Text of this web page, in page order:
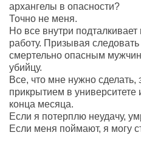
архангелы в опасности?
Точно не меня.
Но все внутри подталкивает
работу. Призывая
смертельно опасным
убийцу.
Все, что мне нужно сделать,
прикрытием в университете
конца месяца.
Если я потерплю неудачу,
Если меня поймают, я могу